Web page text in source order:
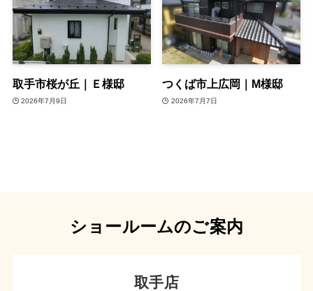
取手市桜が丘｜Ｅ様邸
2026年7月9日
つくば市上広岡｜M様邸
2026年7月7日
ショールームのご案内
取手店